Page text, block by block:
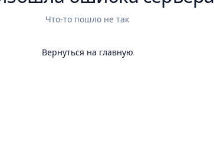
Что-то пошло не так
Вернуться на главную